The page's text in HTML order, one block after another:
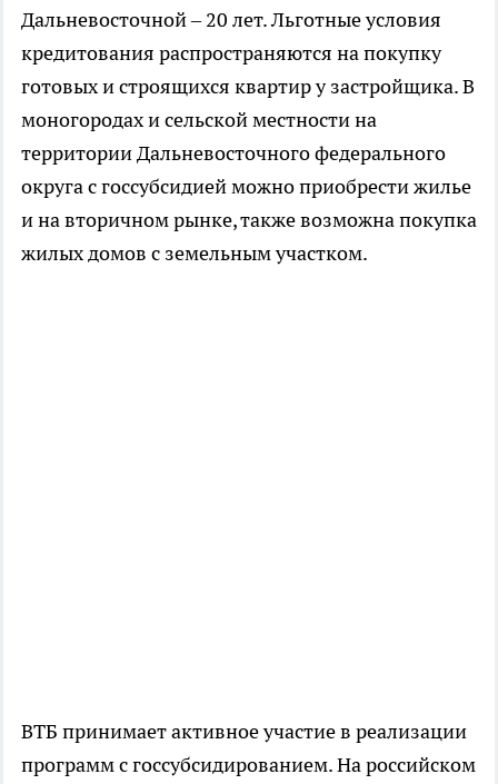
Дальневосточной – 20 лет. Льготные условия
кредитования распространяются на покупку
готовых и строящихся квартир у застройщика. В
моногородах и сельской местности на
территории Дальневосточного федерального
округа с госсубсидией можно приобрести жилье
и на вторичном рынке, также возможна покупка
жилых домов с земельным участком.
ВТБ принимает активное участие в реализации
программ с госсубсидированием. На российском